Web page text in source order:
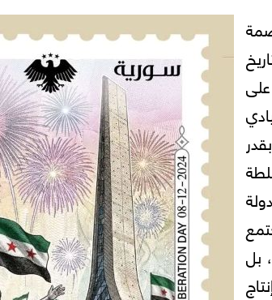
بل